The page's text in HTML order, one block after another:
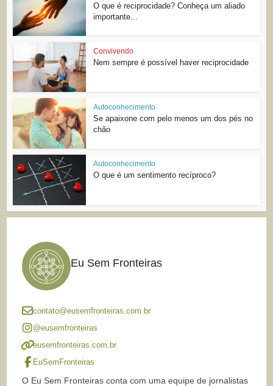
O que é reciprocidade? Conheça um aliado
importante...
Convivendo
Nem sempre é possível haver reciprocidade
Autoconhecimento
Se apaixone com pelo menos um dos pés no
chão
Autoconhecimento
O que é um sentimento recíproco?
Eu Sem Fronteiras
contato@eusemfronteiras.com.br
@eusemfronteiras
eusemfronteiras.com.br
EuSemFronteiras
O Eu Sem Fronteiras conta com uma equipe de jornalistas